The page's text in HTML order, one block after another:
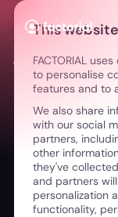
Vai al contenuto
← Dal corporate alla
This
FACTORIAL
to personalise
features and to
We also share
with our social
partners,
other
they've
and partners
personalization
functionality,